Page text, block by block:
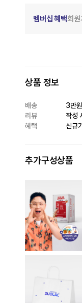
멤버십 혜택회
상품 정보
배송
3만
리뷰
작성
혜택
신규
추가구성상품